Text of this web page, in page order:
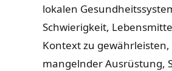
lokalen
Schwierigkeit,
Kontext zu
mangelnder Ausrüstung,